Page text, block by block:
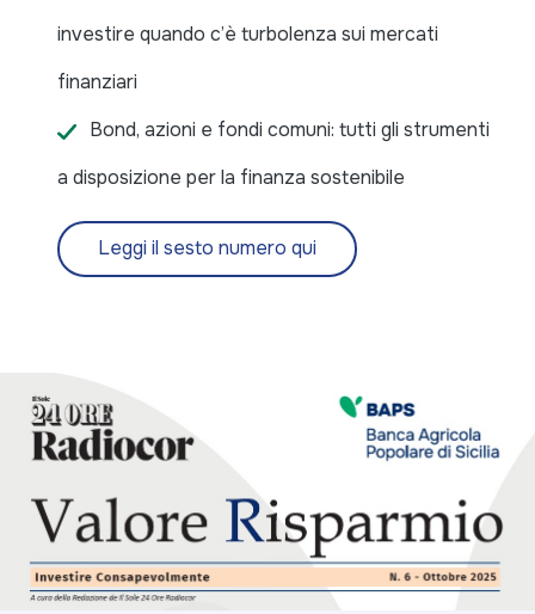
investire quando c’è turbolenza sui mercati
finanziari
Bond, azioni e fondi comuni: tutti gli strumenti
a disposizione per la finanza sostenibile
Leggi il sesto numero qui